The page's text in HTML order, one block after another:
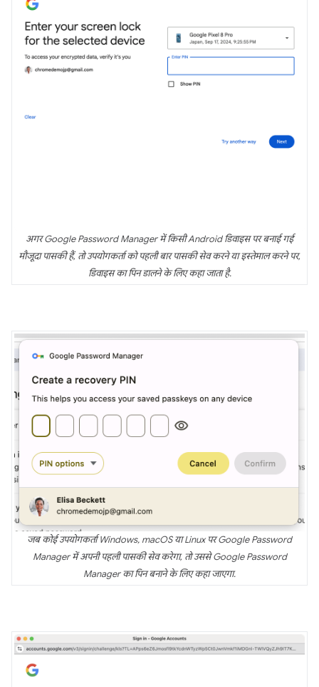
अगर Google Password Manager में किसी Android डिवाइस पर बनाई गई
मौजूदा पासकी हैं, तो उपयोगकर्ता को पहली बार पासकी सेव करने या इस्तेमाल करने पर,
डिवाइस का पिन डालने के लिए कहा जाता है.
जब कोई उपयोगकर्ता Windows, macOS या Linux पर Google Password
Manager में अपनी पहली पासकी सेव करेगा, तो उससे Google Password
Manager का पिन बनाने के लिए कहा जाएगा.